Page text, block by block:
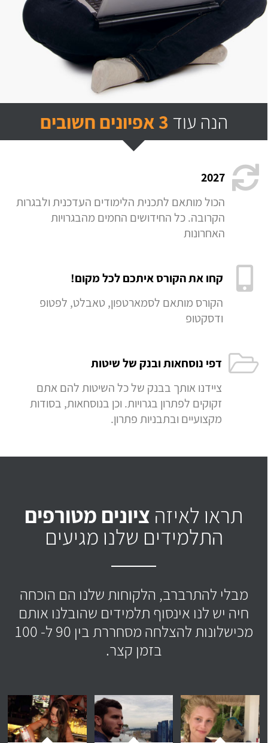
הנה עוד 3 אפיונים חשובים
2027
הכול מותאם לתכנית הלימודים העדכנית ולבגרות
הקרובה. כל החידושים החמים מהבגרויות
האחרונות
קחו את הקורס איתכם לכל מקום!
הקורס מותאם לסמארטפון, טאבלט, לפטופ
ודסקטופ
דפי נוסחאות ובנק של שיטות
ציידנו אותך בבנק של כל השיטות להם אתם
זקוקים לפתרון בגרויות. וכן בנוסחאות, בסודות
מקצועיים ובתבניות פתרון.
תראו לאיזה ציונים מטורפים
התלמידים שלנו מגיעים
מבלי להתרברב, הלקוחות שלנו הם הוכחה
חיה יש לנו אינסוף תלמידים שהובלנו אותם
מכישלונות להצלחה מסחררת בין 90 ל- 100
בזמן קצר.